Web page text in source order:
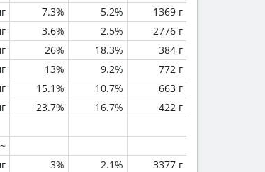
7.3% 5.2%
1369 г
3.6% 2.5%
2776 г
26% 18.3%
384 г
13% 9.2%
772 г
15.1% 10.7%
663 г
23.7% 16.7% 422 г
~
3% 2.1%
3377 г